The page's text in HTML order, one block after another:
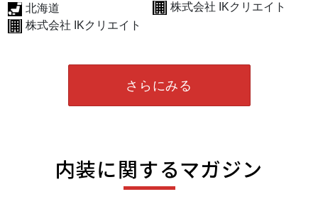
北海道
株式会社 IKクリエイト
株式会社 IKクリエイト
さらにみる
内装に関するマガジン